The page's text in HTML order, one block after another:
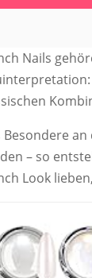
Nails
Besondere
– so
Look